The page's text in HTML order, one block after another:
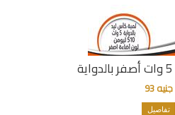
جنيه 93
تفاصيل